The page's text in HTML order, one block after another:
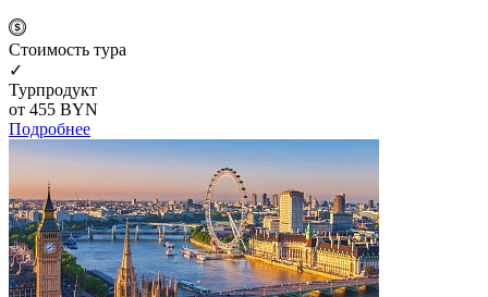
Cтоимость тура
✓
Турпродукт
от 455 BYN
Подробнее